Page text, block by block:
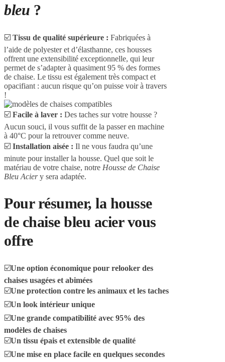
bleu ?
☑️ Tissu de qualité supérieure : Fabriquées à
l’aide de polyester et d’élasthanne, ces housses
offrent une extensibilité exceptionnelle, qui leur
permet de s’adapter à quasiment 95 % des formes
de chaise. Le tissu est également très compact et
opacifiant : aucun risque qu’on puisse voir à travers
!
☑️ Facile à laver : Des taches sur votre housse ?
Aucun souci, il vous suffit de la passer en machine
à 40°C pour la retrouver comme neuve.
☑️ Installation aisée : Il ne vous faudra qu’une
minute pour installer la housse. Quel que soit le
matériau de votre chaise, notre Housse de Chaise
Bleu Aciery sera adaptée.
Pour résumer, la housse
de chaise bleu acier vous
offre
☑️Une option économique pour relooker des
chaises usagées et abimées
☑️Une protection contre les animaux et les taches
☑️Un look intérieur unique
☑️Une grande compatibilité avec 95% des
modèles de chaises
☑️Un tissu épais et extensible de qualité
☑️Une mise en place facile en quelques secondes